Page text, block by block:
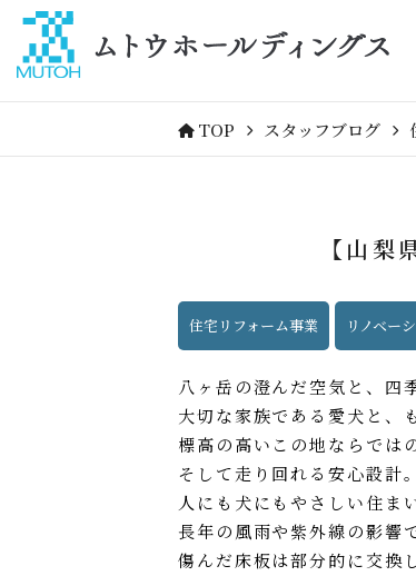
TOP スタッフブログ
【山
住宅リフォーム事業 リノベー
八ヶ岳の澄んだ空気と、四
大切な家族である愛犬
標高の高いこの地
そして走り回れる安心設計。
人にも犬にもやさしい住ま
長年の風雨や紫外線の影響
傷んだ床板は部分的に交換